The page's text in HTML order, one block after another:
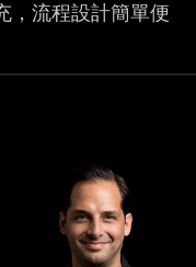
，流程設計簡單便